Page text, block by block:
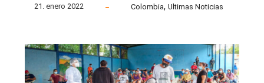
21. enero 2022 Colombia, Ultimas Noticias